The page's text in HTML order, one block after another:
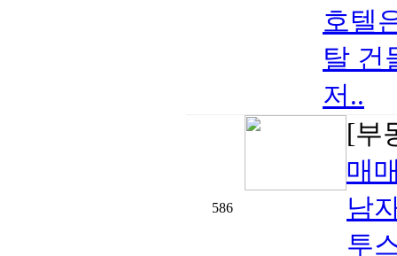
호텔
탈 건
저..
586
[부
매
남
투